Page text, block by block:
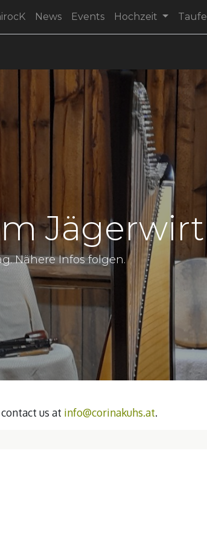
News Events Hochzeit Taufe
Jägerwirt
Nähere Infos folgen.
us at info@corinakuhs.at.